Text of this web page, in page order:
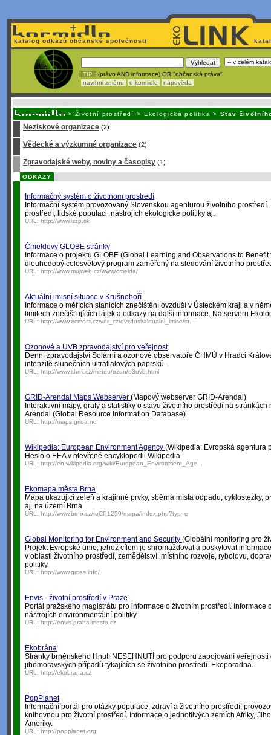
katalog odkazů občanské společnosti
! TIP : (právo AND informace) OR "občanská práva"
navrhni změnu
o kormidle nápověda
> Životní prostředí > Ekologická politika >Stav
Neziskové organizace (2)
Vědecké a výzkumné organizace (2)
Zpravodajské weby, noviny a časopisy (1)
ODKAZY
Informačný systém o životnom prostredí
Informační systém provozovaný Slovenskou agenturou životního
prostředí, lidské populaci, nástrojích ekologické politiky aj.
URL: http://www.iszp.sk
Čmeldovy GLOBE stránky
Informace o projektu GLOBE (Global Learning and Observations to
dlouhodobý celosvětový program zaměřený na sledování životního
URL: http://www.mujweb.cz/www/cmelda/
Aktuální imisní situace v Krušnohoří
Informace o měřících stanicích znečištění ovzduší v Ústeckém kraji a v
limitech znečišťujících látek a odkazy na další informace. Na serveru
URL: http://www.ecmost.cz/ver_cz/ovzdusi/aktualni_imise/st...
Ozonové a UVB zpravodajství pro veřejnost
Denní zpravodajství Solární a ozonové observatoře ČHMÚ v Hradci
intenzitě slunečních ultrafialových paprsků.
URL: http://www.chmi.cz/meteo/ozon/o3uvb.html
GRID-Arendal Maps Webserver (Mapový webserver GRID-Arendal)
Interaktivní mapy, grafy a statistiky o stavu životního prostředí na
Arendal (Global Resource Information Database).
URL: http://maps.grida.no
Wikipedia: European Environment Agency (Wikipedia: Evropská agentura
Heslo o EEA v otevřené encyklopedii Wikipedia.
URL: http://en.wikipedia.org/wiki/European_Environment_Age...
Ekomapa města Brna
Mapa ukazující zeleň a krajinné prvky, sběrná místa odpadu, cyklostezky,
aj. na území Brna.
URL: http://www.brno.cz/toCP1250/mapa/index.php?typ=e
Global Monitoring for Environment and Security (Globální monitoring pro
Projekt Evropské unie, jehož cílem je shromažďovat a poskytovat
v oblasti životního prostředí, zemědělství, místního rozvoje, rybolovu,
politiky.
URL: http://www.gmes.info/
Envis - životní prostředí v Praze
Portál pražského magistrátu pro informace o životním prostředí. Informace
nástrojích environmentální politiky.
URL: http://envis.praha-mesto.cz
Ekobrána
Stránky brněnského Hnutí NESEHNUTÍ pro podporu zapojování
jihomoravských případů týkajících se životního prostředí. Ekoporadna.
URL: http://ekobrana.cz
PopPlanet
Informační portál pro otázky populace, zdraví a životního prostředí,
knihovnou pro životní prostředí. Informace o jednotlivých zemích Afriky,
Ameriky.
URL: http://popplanet.org